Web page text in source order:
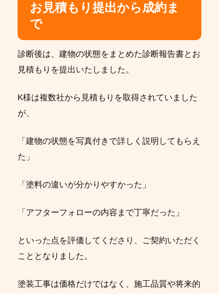
お見積もり提出から成約ま
で
診断後は、建物の状態をまとめた診断報告書とお
見積もりを提出いたしました。
K様は複数社から見積もりを取得されていました
が、
「建物の状態を写真付きで詳しく説明してもらえ
た」
「塗料の違いが分かりやすかった」
「アフターフォローの内容まで丁寧だった」
といった点を評価してくださり、ご契約いただく
こととなりました。
塗装工事は価格だけではなく、施工品質や将来的